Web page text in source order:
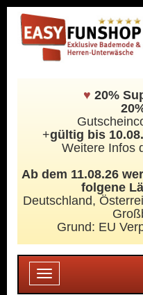
♥ 20%
+gültig bis
Weitere Infos
Ab dem 11.08.26
folgene
Deutschland,
Grund: EU
Toggle
navigation